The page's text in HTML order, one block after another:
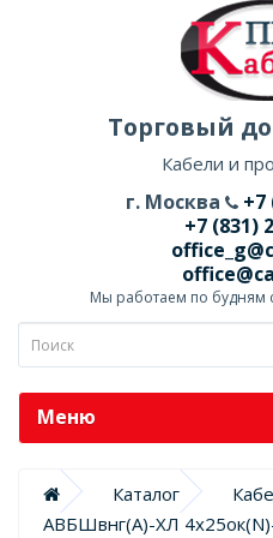
Торговый
Кабели и
г. Москва
+7
+7 (831)
Мы работаем по будням
Меню
Каталог
АВБШвнг(А)-ХЛ